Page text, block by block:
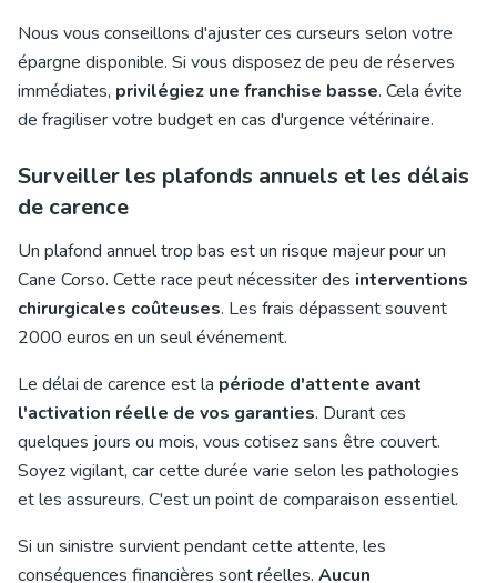
Nous vous conseillons d'ajuster ces curseurs selon votre
épargne disponible. Si vous disposez de peu de réserves
immédiates, privilégiez une franchise basse. Cela évite
de fragiliser votre budget en cas d'urgence vétérinaire.
Surveiller les plafonds annuels et les délais
de carence
Un plafond annuel trop bas est un risque majeur pour un
Cane Corso. Cette race peut nécessiter des interventions
chirurgicales coûteuses. Les frais dépassent souvent
2000 euros en un seul événement.
Le délai de carence est la période d'attente avant
l'activation réelle de vos garanties. Durant ces
quelques jours ou mois, vous cotisez sans être couvert.
Soyez vigilant, car cette durée varie selon les pathologies
et les assureurs. C'est un point de comparaison essentiel.
Si un sinistre survient pendant cette attente, les
conséquences financières sont réelles. Aucun